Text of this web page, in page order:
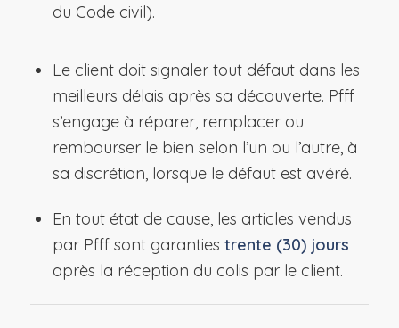
du Code civil).
Le client doit signaler tout défaut dans les
meilleurs délais après sa découverte. Pfff
s’engage à réparer, remplacer ou
rembourser le bien selon l’un ou l’autre, à
sa discrétion, lorsque le défaut est avéré.
En tout état de cause, les articles vendus
par Pfff sont garanties trente (30) jours
après la réception du colis par le client.